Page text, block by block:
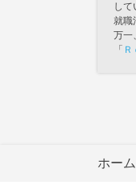
して
就職
万一
「
ホーム